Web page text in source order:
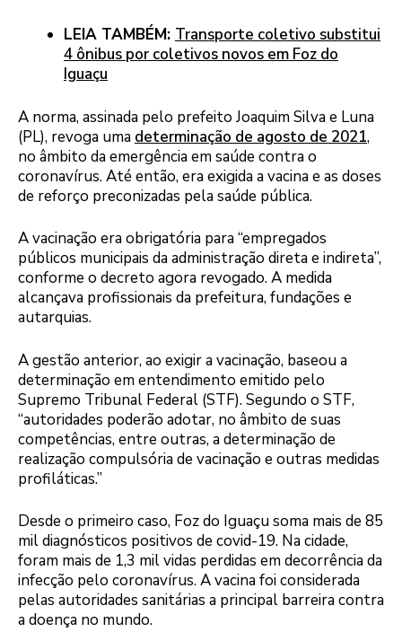
LEIA TAMBÉM: Transporte coletivo substitui
4 ônibus por coletivos novos em Foz do
Iguaçu
A norma, assinada pelo prefeito Joaquim Silva e Luna
(PL), revoga uma determinação de agosto de 2021,
no âmbito da emergência em saúde contra o
coronavírus. Até então, era exigida a vacina e as doses
de reforço preconizadas pela saúde pública.
A vacinação era obrigatória para “empregados
públicos municipais da administração direta e indireta”,
conforme o decreto agora revogado. A medida
alcançava profissionais da prefeitura, fundações e
autarquias.
A gestão anterior, ao exigir a vacinação, baseou a
determinação em entendimento emitido pelo
Supremo Tribunal Federal (STF). Segundo o STF,
“autoridades poderão adotar, no âmbito de suas
competências, entre outras, a determinação de
realização compulsória de vacinação e outras medidas
profiláticas.”
Desde o primeiro caso, Foz do Iguaçu soma mais de 85
mil diagnósticos positivos de covid-19. Na cidade,
foram mais de 1,3 mil vidas perdidas em decorrência da
infecção pelo coronavírus. A vacina foi considerada
pelas autoridades sanitárias a principal barreira contra
a doença no mundo.